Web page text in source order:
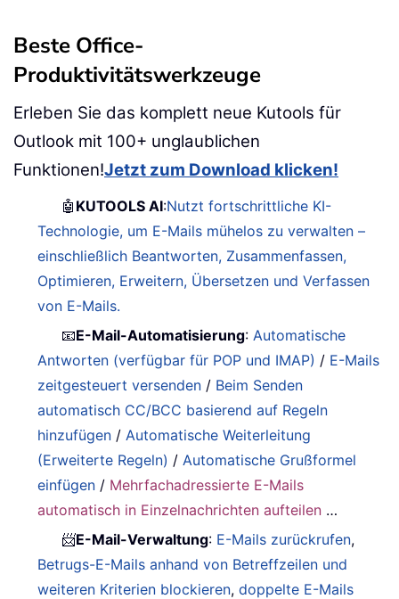
Beste Office-
Produktivitätswerkzeuge
Erleben Sie das komplett neue Kutools für
Outlook mit 100+ unglaublichen
Funktionen!Jetzt zum Download klicken!
🤖 KUTOOLS AI:Nutzt fortschrittliche KI-
Technologie, um E-Mails mühelos zu verwalten –
einschließlich Beantworten, Zusammenfassen,
Optimieren, Erweitern, Übersetzen und Verfassen
von E-Mails.
📧E-Mail-Automatisierung: Automatische
Antworten (verfügbar für POP und IMAP) / E-Mails
zeitgesteuert versenden / Beim Senden
automatisch CC/BCC basierend auf Regeln
hinzufügen / Automatische Weiterleitung
(Erweiterte Regeln) / Automatische Grußformel
einfügen / Mehrfachadressierte E-Mails
automatisch in Einzelnachrichten aufteilen …
📨E-Mail-Verwaltung: E-Mails zurückrufen,
Betrugs-E-Mails anhand von Betreffzeilen und
weiteren Kriterien blockieren,doppelte E-Mails